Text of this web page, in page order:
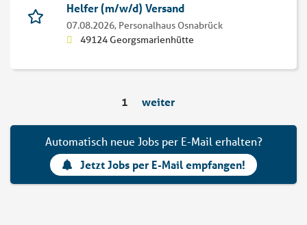
Helfer (m/w/d) Versand
07.08.2026, Personalhaus Osnabrück
49124 Georgsmarienhütte
1 weiter
Automatisch neue Jobs per E-Mail erhalten?
Jetzt Jobs per E-Mail empfangen!